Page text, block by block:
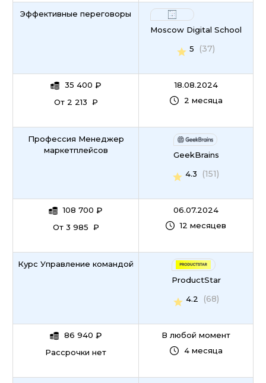
Эффективные переговоры
35 400 ₽
От 2 213 ₽
Moscow Digital School
5
(37)
18.08.2024
2 месяца
Профессия Менеджер
маркетплейсов
108 700 ₽
От 3 985 ₽
GeekBrains
4.3
(151)
06.07.2024
12 месяцев
Курс Управление командой
86 940 ₽
Рассрочки нет
ProductStar
4.2
(68)
В любой момент
4 месяца